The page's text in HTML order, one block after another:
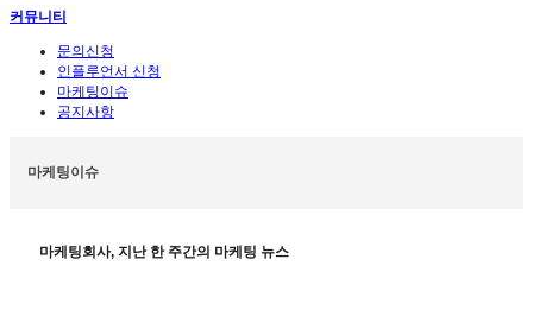
커뮤니티
문의신청
인플루언서 신청
마케팅이슈
공지사항
마케팅이슈
마케팅회사, 지난 한 주간의 마케팅 뉴스